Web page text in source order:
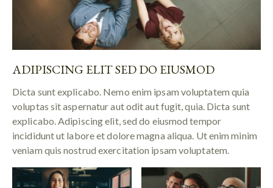
ADIPISCING ELIT SED DO EIUSMOD
Dicta sunt explicabo. Nemo enim ipsam voluptatem quia
voluptas sit aspernatur aut odit aut fugit, quia. Dicta sunt
explicabo. Adipiscing elit, sed do eiusmod tempor
incididunt ut labore et dolore magna aliqua. Ut enim minim
veniam quis nostrud exercitation ipsam voluptatem.